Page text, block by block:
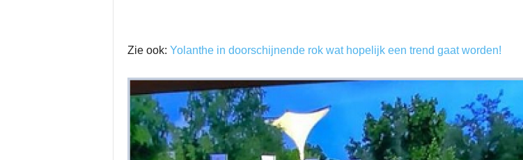
Zie ook: Yolanthe in doorschijnende rok wat hopelijk een trend gaat worden!